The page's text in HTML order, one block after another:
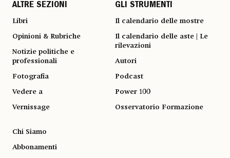
ALTRE SEZIONI
Libri
Opinioni & Rubriche
Notizie politiche e
professionali
Fotografia
Vedere a
Vernissage
GLI STRUMENTI
Il calendario delle mostre
Il calendario delle aste | Le
rilevazioni
Autori
Podcast
Power 100
Osservatorio Formazione
Chi Siamo
Abbonamenti